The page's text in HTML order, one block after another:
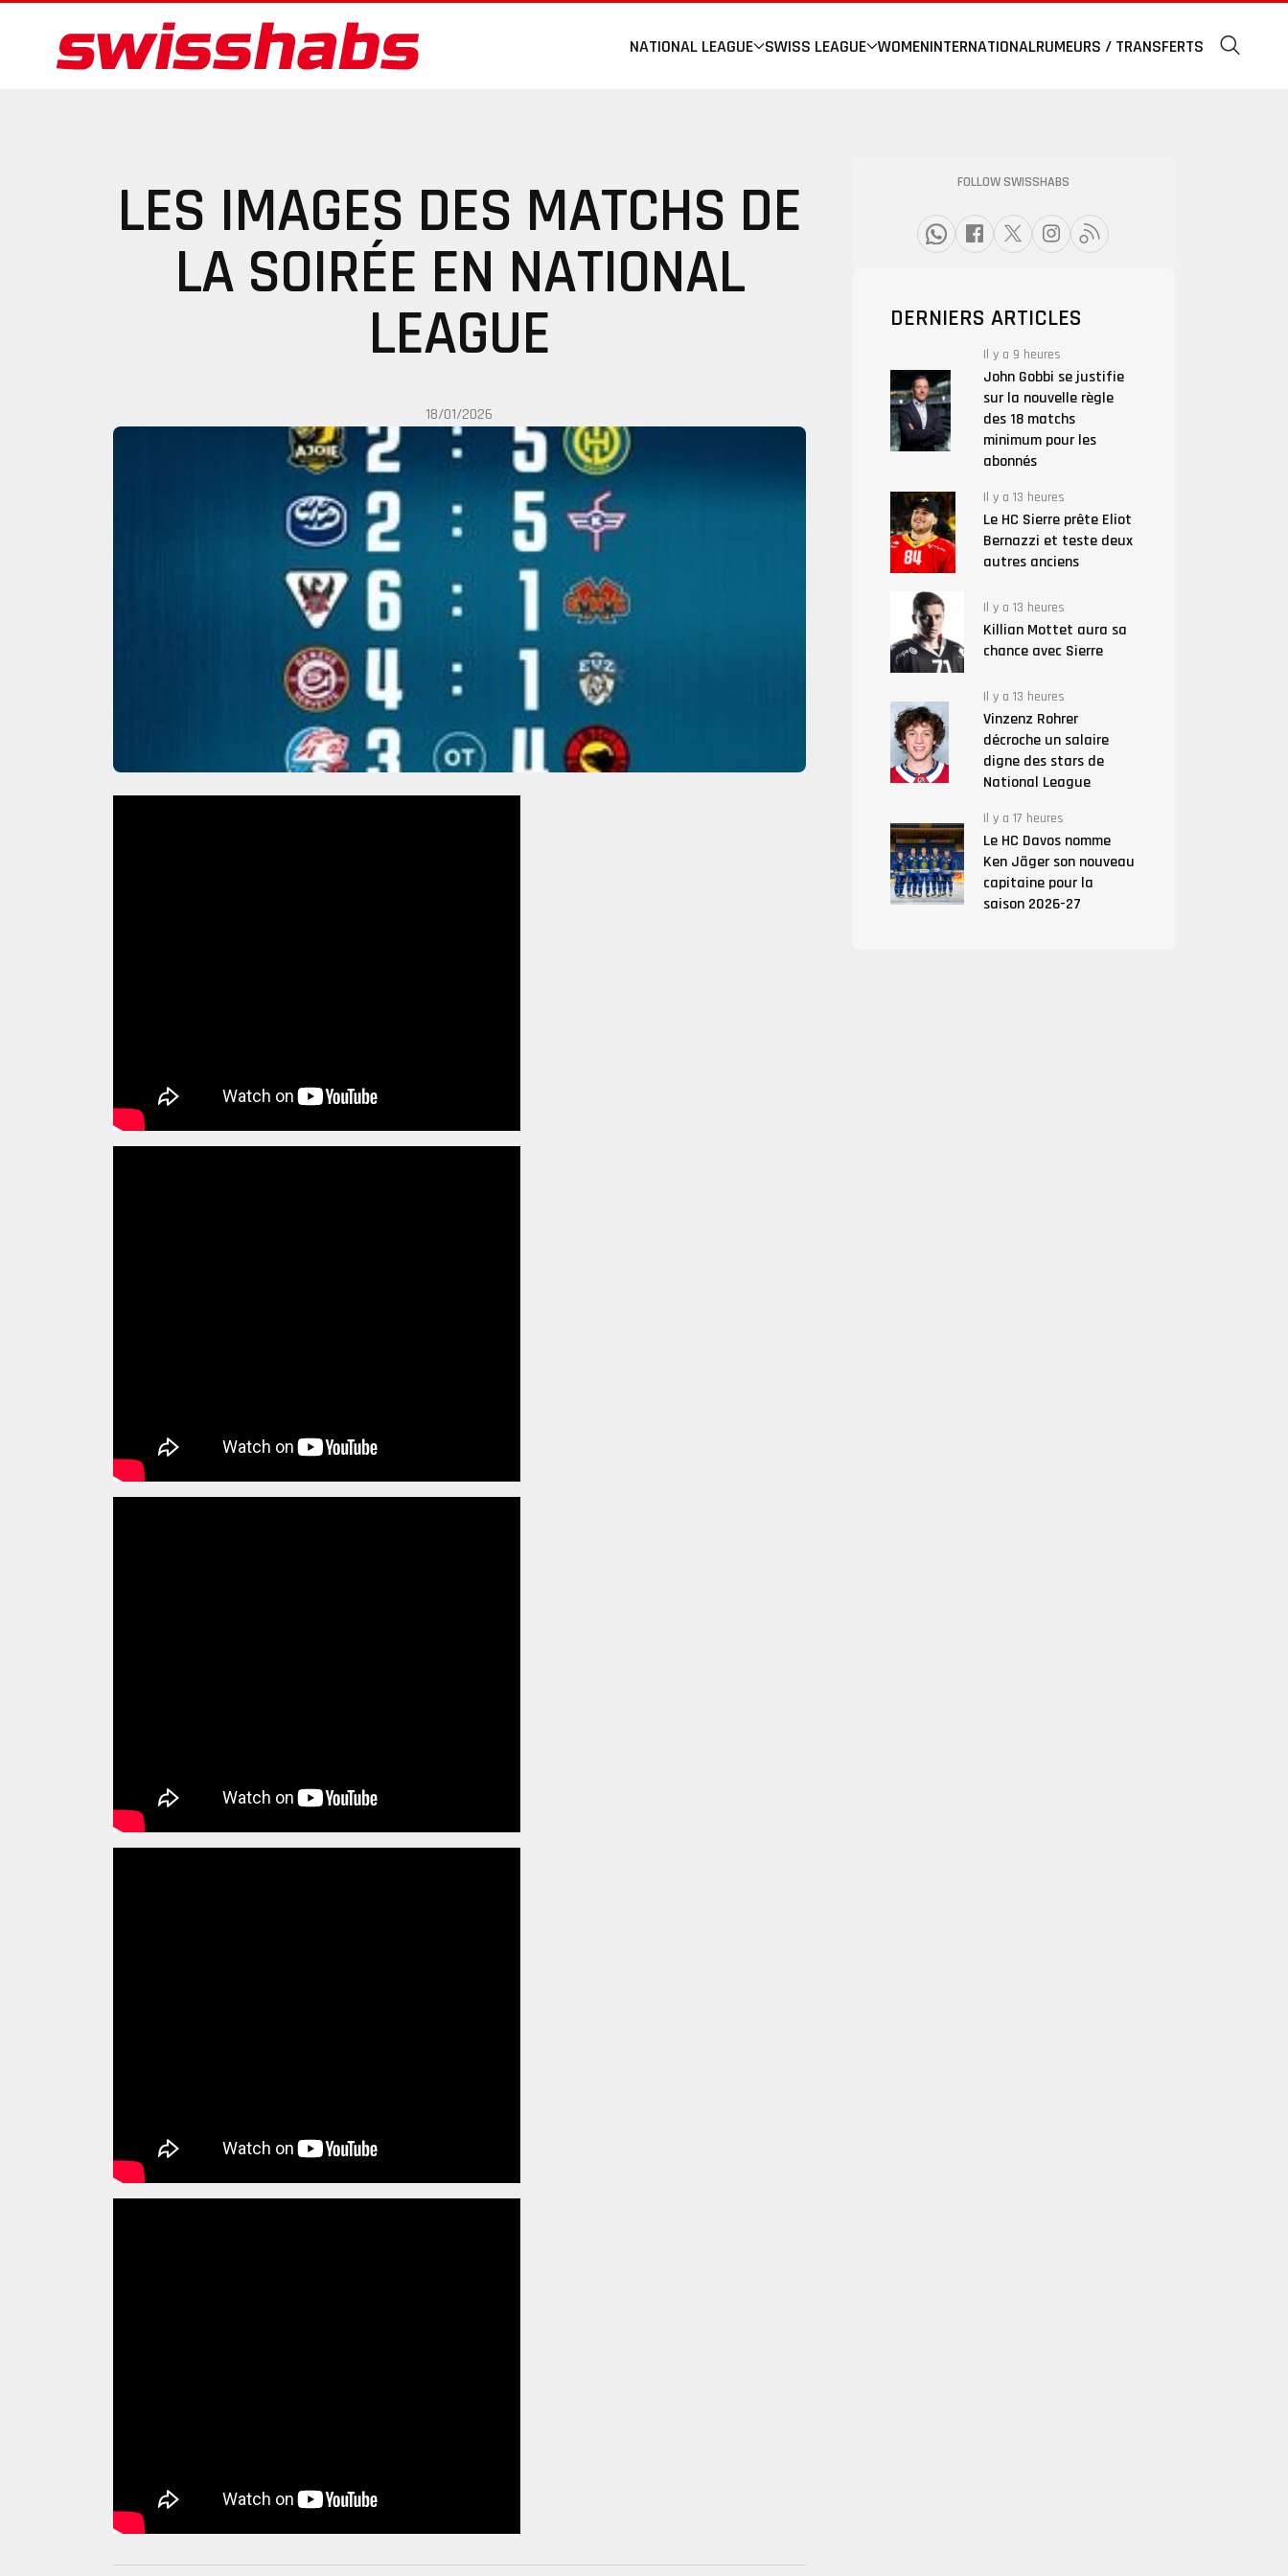
NATIONAL LEAGUE SWISS LEAGUE WOMENINTERNATIONALRUMEURS / TRANSFERTS
LES IMAGES DES MATCHS DE
LA SOIRÉE EN NATIONAL
LEAGUE
18/01/2026
FOLLOW SWISSHABS
DERNIERS ARTICLES
Il y a 9 heures
John Gobbi se justifie
sur la nouvelle règle
des 18 matchs
minimum pour les
abonnés
Il y a 13 heures
Le HC Sierre prête Eliot
Bernazzi et teste deux
autres anciens
Il y a 13 heures
Killian Mottet aura sa
chance avec Sierre
Il y a 13 heures
Vinzenz Rohrer
décroche un salaire
digne des stars de
National League
Il y a 17 heures
Le HC Davos nomme
Ken Jäger son nouveau
capitaine pour la
saison 2026-27